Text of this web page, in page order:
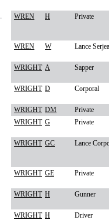
WREN H Private
WREN W Lance
WRIGHT A Sapper
WRIGHT D Corporal
WRIGHT DM
Private
WRIGHT G Private
WRIGHT GC Lance
WRIGHT GE Private
WRIGHT H Gunner
WRIGHT H Driver